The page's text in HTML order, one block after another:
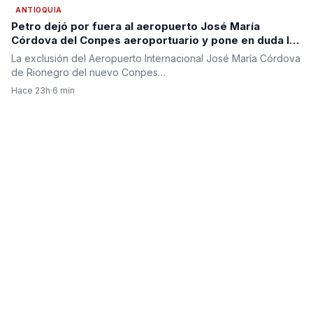
ANTIOQUIA
Petro dejó por fuera al aeropuerto José María
Córdova del Conpes aeroportuario y pone en duda la
segunda pista para Antioquia
La exclusión del Aeropuerto Internacional José María Córdova
de Rionegro del nuevo Conpes…
Hace 23h·6 min